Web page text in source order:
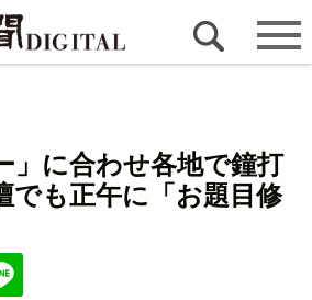
」に合わせ各地で鐘打
も正午に「お題目修